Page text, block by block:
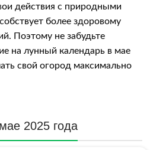
действия с природными
более здоровому
Поэтому не забудьте
на лунный календарь в мае
свой огород максимально
2025 года